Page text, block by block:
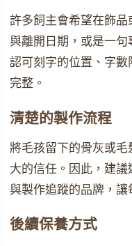
許多飼主會希望在飾
與離開日期，或是一
認可刻字的位置、字
完整。
清楚的製作流程
將毛孩留下的骨灰或
大的信任。因此，建
與製作追蹤的品牌，讓
後續保養方式